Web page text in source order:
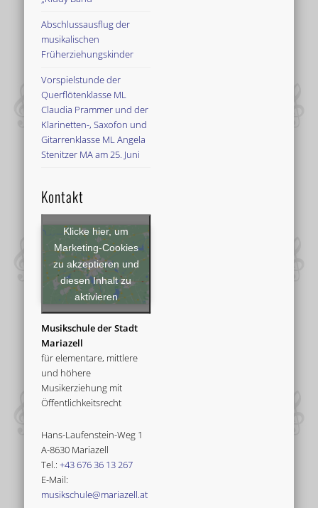
Abschlussausflug der
musikalischen
Früherziehungskinder
Vorspielstunde der
Querflötenklasse ML
Claudia Prammer und der
Klarinetten-, Saxofon und
Gitarrenklasse ML Angela
Stenitzer MA am 25. Juni
Kontakt
Klicke hier, um
Marketing-Cookies
zu akzeptieren und
diesen Inhalt zu
aktivieren
Musikschule der Stadt
Mariazell
für elementare, mittlere
und höhere
Musikerziehung mit
Öffentlichkeitsrecht
Hans-Laufenstein-Weg 1
A-8630 Mariazell
Tel.:+43 676 36 13 267
E-Mail:
musikschule@mariazell.at